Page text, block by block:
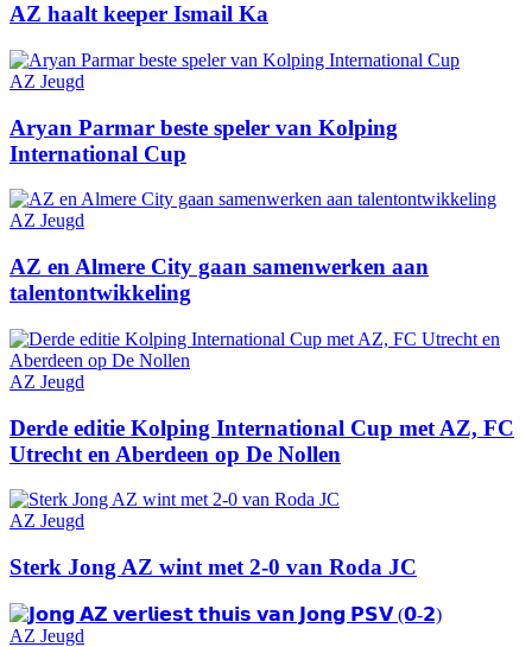
AZ haalt keeper Ismail Ka
AZ Jeugd
Aryan Parmar beste speler van Kolping
International Cup
AZ Jeugd
AZ en Almere City gaan samenwerken aan
talentontwikkeling
AZ Jeugd
Derde editie Kolping International Cup met AZ, FC
Utrecht en Aberdeen op De Nollen
AZ Jeugd
Sterk Jong AZ wint met 2-0 van Roda JC
AZ Jeugd